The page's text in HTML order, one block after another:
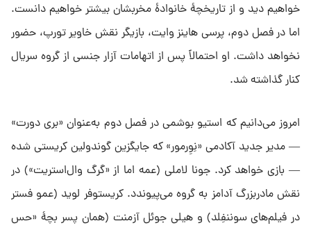
خواهیم دید و از تاریخچهٔ خانوادهٔ مخربشان بیشتر خواهیم دانست.
اما در فصل دوم، پرسی هاینز وایت، بازیگر نقش خاویر تورپ، حضور
نخواهد داشت. او احتمالاً پس از اتهامات آزار جنسی از گروه سریال
کنار گذاشته شد.
امروز می‌دانیم که استیو بوشمی در فصل دوم به‌عنوان «بری دورت»
— مدیر جدید آکادمی «نِوِرمور» که جایگزین گوندولین کریستی شده
— بازی خواهد کرد. جونا لاملی (عمه اما از «گرگ وال‌استریت») در
نقش مادربزرگ آدامز به گروه می‌پیوندد. کریستوفر لوید (عمو فستر
در فیلم‌های سوننفِلد) و هیلی جوئل آزمنت (همان پسر بچهٔ «حس